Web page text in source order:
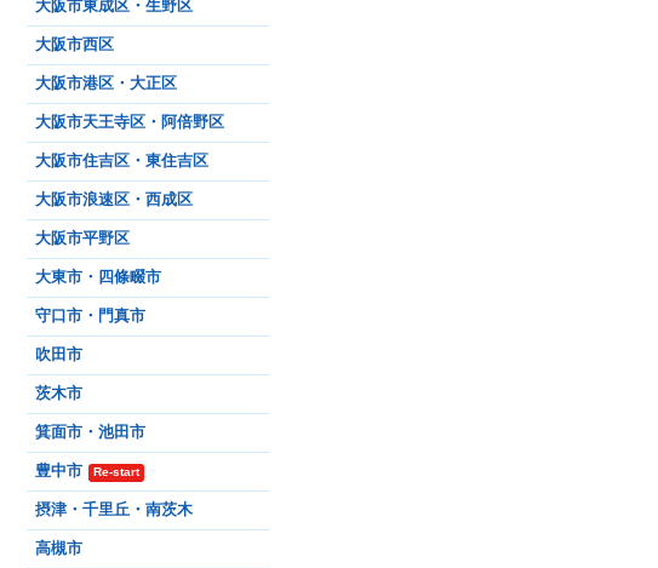
大阪市東成区・生野区
大阪市西区
大阪市港区・大正区
大阪市天王寺区・阿倍野区
大阪市住吉区・東住吉区
大阪市浪速区・西成区
大阪市平野区
大東市・四條畷市
守口市・門真市
吹田市
茨木市
箕面市・池田市
豊中市 Re-start
摂津・千里丘・南茨木
高槻市